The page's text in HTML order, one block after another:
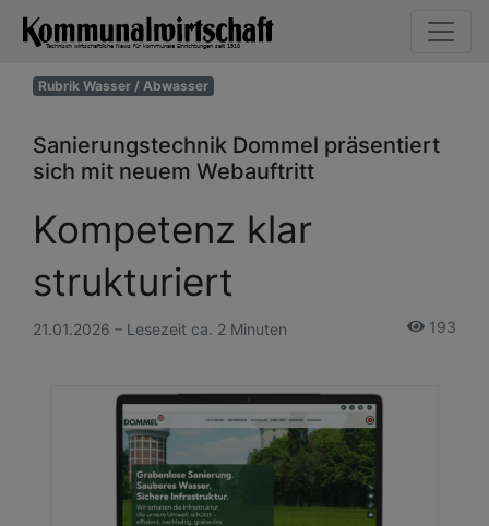
Rubrik Wasser / Abwasser
Sanierungstechnik Dommel präsentiert
sich mit neuem Webauftritt
Kompetenz klar
strukturiert
21.01.2026 – Lesezeit ca. 2 Minuten 193